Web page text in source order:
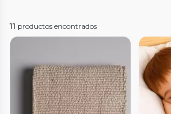
11 productos encontrados